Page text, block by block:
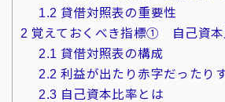
1.2 貸借対照表の重要性
2 覚えておくべき指標① 自己資本
2.1 貸借対照表の構成
2.2 利益が出たり赤字だったり
2.3 自己資本比率とは